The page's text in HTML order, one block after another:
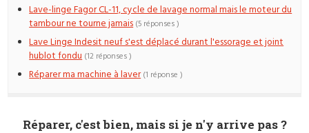
Lave-linge Fagor CL-11, cycle de lavage normal mais le moteur du
tambour ne tourne jamais (5 réponses )
Lave Linge Indesit neuf s'est déplacé durant l'essorage et joint
hublot fondu (12 réponses )
Réparer ma machine à laver (1 réponse )
Réparer, c'est bien, mais si je n'y arrive pas ?